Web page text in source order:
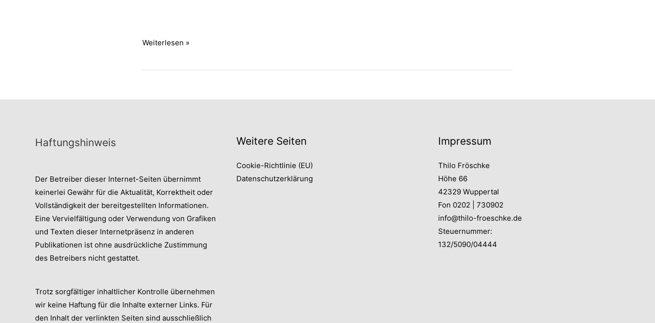
Mexikanischer
mit
Weiterlesen »
Haftungshinweis
Der Betreiber dieser Internet-Seiten übernimmt
keinerlei Gewähr für die Aktualität, Korrektheit oder
Vollständigkeit der bereitgestellten Informationen.
Eine Vervielfältigung oder Verwendung von Grafiken
und Texten dieser Internetpräsenz in anderen
Publikationen ist ohne ausdrückliche Zustimmung
des Betreibers nicht gestattet.
Trotz sorgfältiger inhaltlicher Kontrolle übernehmen
wir keine Haftung für die Inhalte externer Links. Für
den Inhalt der verlinkten Seiten sind ausschließlich
Weitere Seiten
Cookie-Richtlinie (EU)
Datenschutzerklärung
Impressum
Thilo Fröschke
Höhe 66
42329 Wuppertal
Fon 0202 | 730902
info@thilo-froeschke.de
Steuernummer:
132/5090/04444